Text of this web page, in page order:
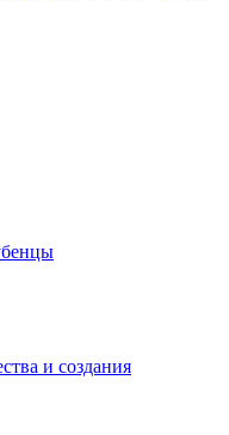
и создания